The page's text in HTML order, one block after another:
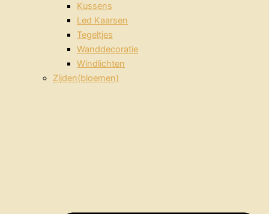
Kussens
Led Kaarsen
Tegeltjes
Wanddecoratie
Windlichten
Zijden(bloemen)